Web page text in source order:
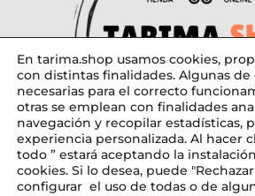
En tarima.shop usamos cookies,
con distintas finalidades. Algunas de
necesarias para el correcto
otras se emplean con finalidades
navegación y recopilar estadísticas,
experiencia personalizada. Al hacer
todo ” estará aceptando la
cookies. Si lo desea, puede
configurar el uso de todas o de